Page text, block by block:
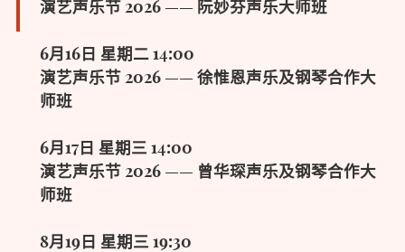
演艺声乐节 2026 —— 阮妙芬声乐大师班
6月16日 星期二 14:00
演艺声乐节 2026 —— 徐惟恩声乐及钢琴合作大
师班
6月17日 星期三 14:00
演艺声乐节 2026 —— 曾华琛声乐及钢琴合作大
师班
8月19日 星期三 19:30